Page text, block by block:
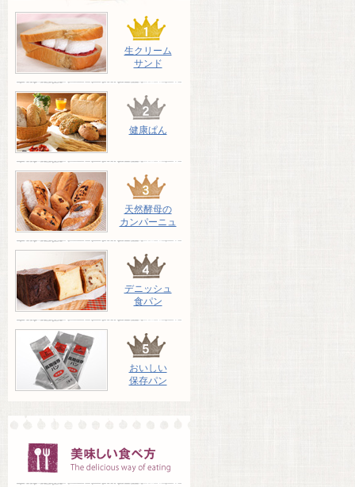
生クリーム
サンド
健康ぱん
天然酵母の
カンパーニュ
デニッシュ
食パン
おいしい
保存パン